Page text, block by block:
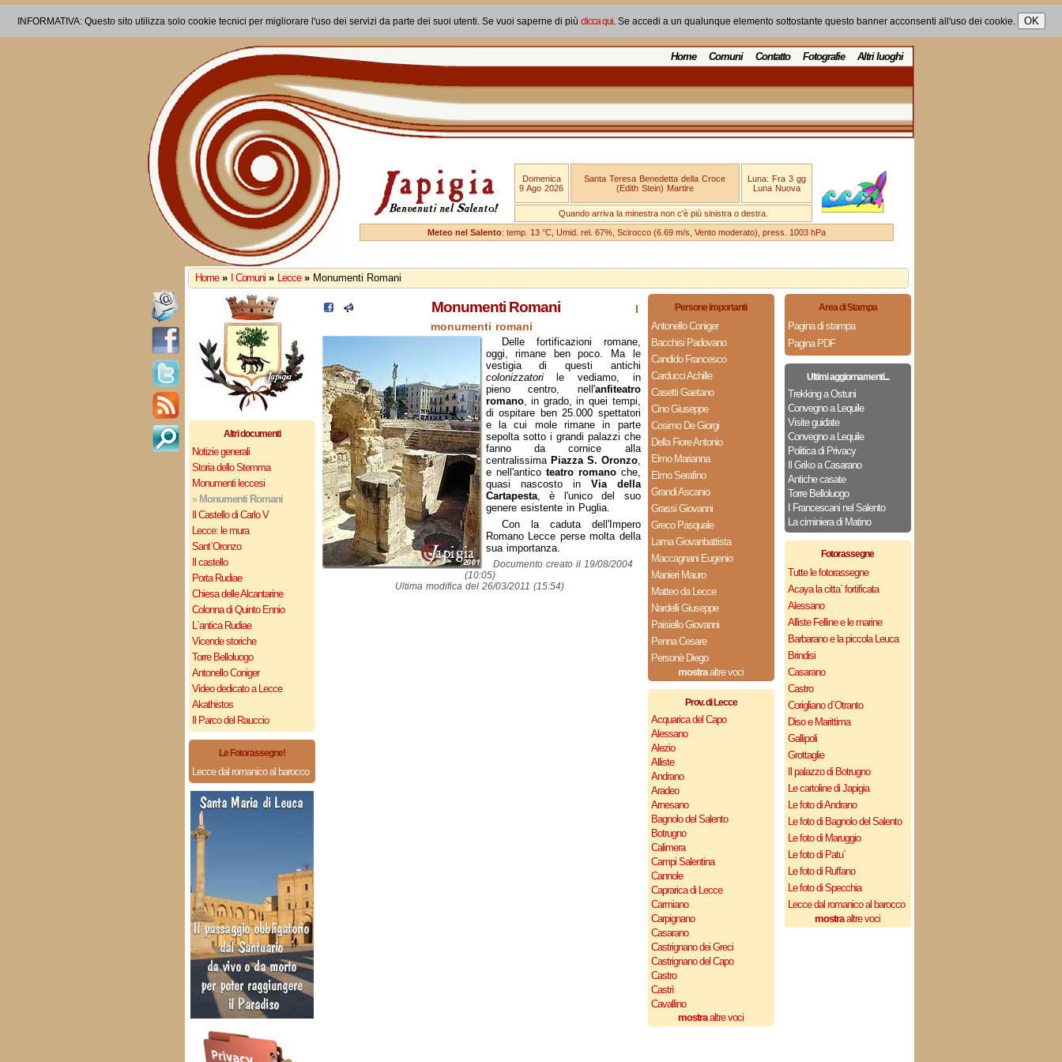
INFORMATIVA: Questo sito utilizza solo cookie tecnici per migliorare l'uso dei servizi da parte dei suoi utenti. Se vuoi saperne di più clicca qui. Se accedi a un qualunque elemento sottostante questo banner acconsenti all'uso dei cookie.
Home Comuni Contatto Fotografie Altri luoghi
Domenica
9 Ago 2026
Santa Teresa Benedetta della Croce
(Edith Stein) Martire
Luna: Fra 3 gg
Luna Nuova
Quando arriva la minestra non c'è più sinistra o destra.
Meteo nel Salento: temp. 13 °C, Umid. rel. 67%, Scirocco (6.69 m/s, Vento moderato), press. 1003 hPa
Home » I Comuni » Lecce » Monumenti Romani
Altri documenti
Notizie generali
Storia dello Stemma
Monumenti leccesi
» Monumenti Romani
Il Castello di Carlo V
Lecce: le mura
Sant`Oronzo
Il castello
Porta Rudiae
Chiesa delle Alcantarine
Colonna di Quinto Ennio
L`antica Rudiae
Vicende storiche
Torre Belloluogo
Antonello Coniger
Video dedicato a Lecce
Akathistos
Il Parco del Rauccio
Le Fotorassegne!
Lecce dal romanico al barocco
Persone importanti
Antonello Coniger
Bacchisi Padovano
Candido Francesco
Carducci Achille
Casetti Gaetano
Cino Giuseppe
Cosimo De Giorgi
Della Fiore Antonio
Elmo Marianna
Elmo Serafino
Grandi Ascanio
Grassi Giovanni
Greco Pasquale
Lama Giovanbattista
Maccagnani Eugenio
Manieri Mauro
Matteo da Lecce
Nardelli Giuseppe
Paisiello Giovanni
Penna Cesare
Personè Diego
mostraaltre voci
Prov. di Lecce
Acquarica del Capo
Alessano
Alezio
Alliste
Andrano
Aradeo
Arnesano
Bagnolo del Salento
Botrugno
Calimera
Campi Salentina
Cannole
Caprarica di Lecce
Carmiano
Carpignano
Casarano
Castrignano dei Greci
Castrignano del Capo
Castro
Castrì
Cavallino
mostraaltre voci
Monumenti Romani
I
monumenti romani
Delle fortificazioni romane,
oggi, rimane ben poco. Ma le
vestigia di questi antichi
colonizzatorile vediamo, in
pieno centro, nell'anfiteatro
romano, in grado, in quei tempi,
di ospitare ben 25.000 spettatori
e la cui mole rimane in parte
sepolta sotto i grandi palazzi che
fanno da cornice alla
centralissima Piazza S. Oronzo,
e nell'antico teatro romanoche,
quasi nascosto in Via della
Cartapesta, è l'unico del suo
genere esistente in Puglia.
Con la caduta dell'Impero
Romano Lecce perse molta della
sua importanza.
Documento creato il 19/08/2004
(10:05)
Ultima modifica del 26/03/2011 (15:54)
Area di Stampa
Pagina di stampa
Pagina PDF
Ultimi aggiornamenti...
Trekking a Ostuni
Convegno a Lequile
Visite guidate
Convegno a Lequile
Politica di Privacy
Il Griko a Casarano
Antiche casate
Torre Belloluogo
I Francescani nel Salento
La ciminiera di Matino
Fotorassegne
Tutte le fotorassegne
Acaya la citta` fortificata
Alessano
Alliste Felline e le marine
Barbarano e la piccola Leuca
Brindisi
Casarano
Castro
Corigliano d`Otranto
Diso e Marittima
Gallipoli
Grottaglie
Il palazzo di Botrugno
Le cartoline di Japigia
Le foto di Andrano
Le foto di Bagnolo del Salento
Le foto di Maruggio
Le foto di Patu`
Le foto di Ruffano
Le foto di Specchia
Lecce dal romanico al barocco
mostraaltre voci